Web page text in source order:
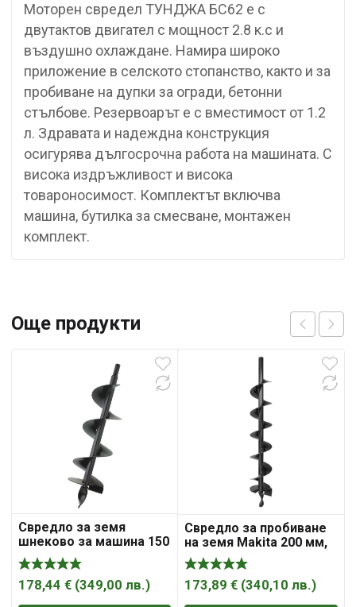
Моторен свредел ТУНДЖА БС62 е с
двутактов двигател с мощност 2.8 к.с и
въздушно охлаждане. Намира широко
приложение в селското стопанство, както и за
пробиване на дупки за огради, бетонни
стълбове. Резервоарът е с вместимост от 1.2
л. Здравата и надеждна конструкция
осигурява дългосрочна работа на машината. С
висока издръжливост и висока
товароносимост. Комплектът включва
машина, бутилка за смесване, монтажен
комплект.
Още продукти
Свредло за земя
шнеково за машина 150
мм, 660/1100 мм , HiKOKI
– Hitachi
178,44 € (349,00 лв.)
Свредло за пробиване
на земя Makita 200 мм,
800/1000 мм
173,89€ (340,10лв.)